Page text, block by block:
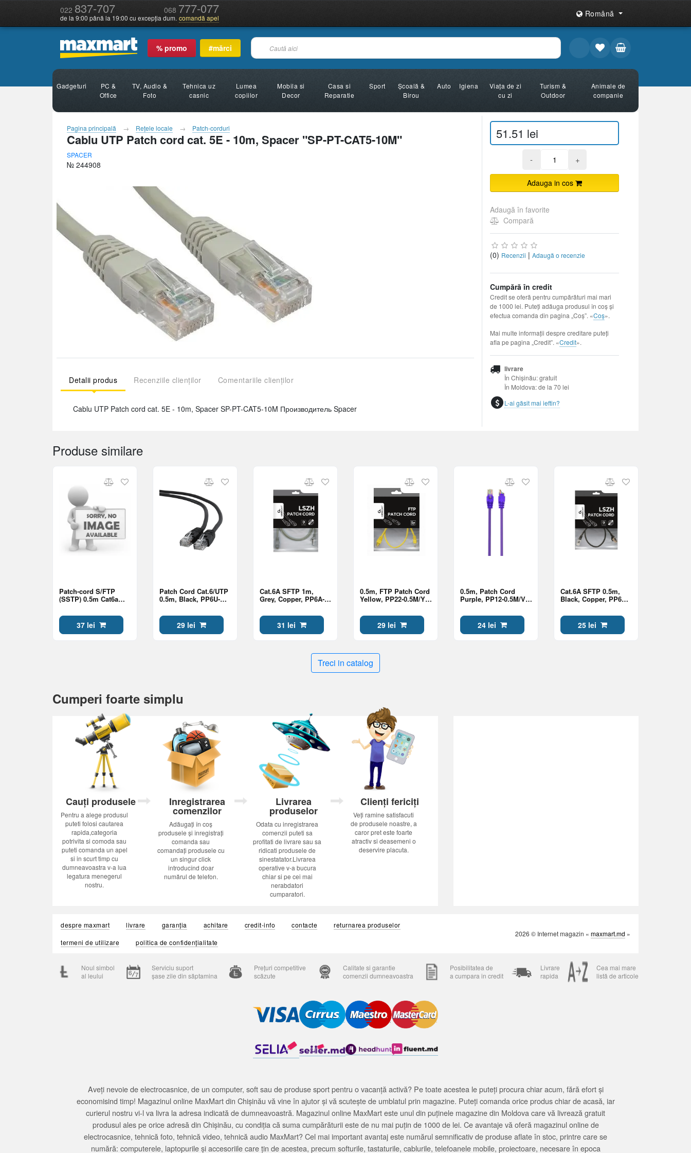
022 837-707 068 777-077
de la 9:00 până la 19:00 cu excepția dum. comandă apel Română
% promo #mărci
Gadgeturi
PC &
Office
TV, Audio &
Foto
Tehnica uz
casnic
Lumea
copiilor
Mobila si
Decor
Casa si
Reparatie
Sport
Şcoală &
Birou
Auto Igiena
Viața de zi
cu zi
Turism &
Outdoor
Animale de
companie
Pagina principală Reţele locale Patch-corduri
Cablu UTP Patch cord cat. 5E - 10m, Spacer "SP-PT-CAT5-10M"
SPACER
№ 244908
Detalii produs Recenziile clienților Comentariile clienților
Cablu UTP Patch cord cat. 5E - 10m, Spacer SP-PT-CAT5-10M Производитель Spacer
51.51 lei
- +
Adauga in cos
Adaugă în favorite
Compară
(0) Recenzii | Adaugă o recenzie
Cumpără în credit
Credit se oferă pentru cumpărături mai mari
de 1000 lei. Puteți adăuga produsul în coș și
efectua comanda din pagina „Coș”. «Coș».
Mai multe informații despre creditare puteți
afla pe pagina „Credit”. «Credit».
livrare
În Chișinău: gratuit
În Moldova: de la 70 lei
L-ai găsit mai ieftin?
Produse similare
Patch-cord S/FTP
(SSTP) 0.5m Cat6a
37 lei
Patch Cord Cat.6/UTP
0.5m, Black, PP6U-
Stranded Unshielded
29 lei
Cat.6A SFTP 1m,
Grey, Copper, PP6A-
Cablexpert, Low
Smoke Zero Halogen
(LSZH)31 lei
0.5m, FTP Patch Cord
Yellow, PP22-0.5M/Y,
molded strain relief
50u" plugs
29 lei
0.5m, Patch Cord
Purple, PP12-0.5M/V,
molded strain relief
50u" plugs
24 lei
Cat.6A SFTP 0.5m,
Black, Copper, PP6A-
Cablexpert, Low
Smoke Zero Halogen
(LSZH)25 lei
Treci in catalog
Cumperi foarte simplu
Cauți produsele
Pentru a alege produsul
puteti folosi cautarea
rapida,categoria
potrivita si comoda sau
puteti comanda un apel
si in scurt timp cu
dumneavoastra v-a lua
legatura menegerul
nostru.
Inregistrarea
comenzilor
Adăugați în coș
produsele și înregistrați
comanda sau
comandați produsele cu
un singur click
introducînd doar
numărul de telefon.
Livrarea
produselor
Odata cu inregistrarea
comenzii puteti sa
profitati de livrare sau sa
ridicati produsele de
sinestatator.Livrarea
operative v-a bucura
chiar si pe cei mai
nerabdatori
cumparatori.
Clienți fericiți
Veți ramine satisfacuti
de produsele noastre, a
caror pret este foarte
atractiv si deasemeni o
deservire placuta.
despre maxmart livrare garanția achitare credit-info contacte
returnarea produselor
termeni de utilizare
politica de confidențialitate
2026 © Internet magazin « maxmart.md »
Noul simbol
al leului
Serviciu suport
șase zile din săptamina
Prețuri competitive
scăzute
Calitate si garantie
comenzii dumneavoastra
Posibilitatea de
a cumpara in credit
Livrare
rapida
Cea mai mare
listă de articole
Aveți nevoie de electrocasnice, de un computer, soft sau de produse sport pentru o vacanță activă? Pe toate acestea le puteți procura chiar acum, fără efort și
economisind timp! Magazinul online MaxMart din Chișinău vă vine în ajutor și vă scutește de umblatul prin magazine. Puteți comanda orice produs chiar de acasă, iar
curierul nostru vi-l va livra la adresa indicată de dumneavoastră. Magazinul online MaxMart este unul din puținele magazine din Moldova care vă livrează gratuit
produsul ales pe orice adresă din Chișinău, cu condiția că suma cumpărăturii este de nu mai puțin de 1000 de lei. Ce avantaje vă oferă magazinul online de
electrocasnice, tehnică foto, tehnică video, tehnică audio MaxMart? Cel mai important avantaj este numărul semnificativ de produse aflate în stoc, printre care se
numără: computerele, laptopurile și accesoriile care țin de acestea, precum softurile, tastaturile, cablurile, telefoanele mobile, proiectoare, necesare în epoca